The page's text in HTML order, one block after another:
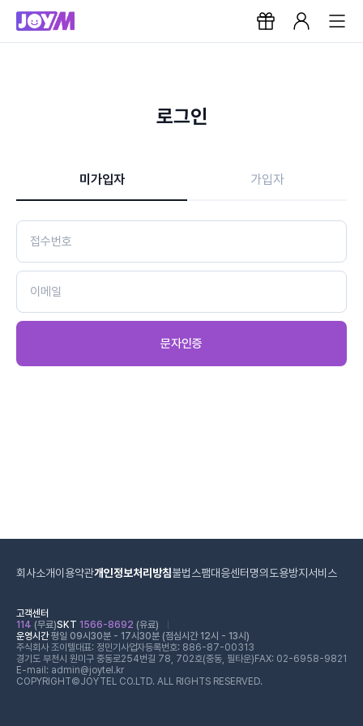
로그인
미가입자 가입자
문자인증
회사소개이용약관개인정보처리방침불법스팸대응센터 명의도용방지서비스
고객센터
114 (무료)SKT 1566-8692 (유료)
운영시간평일 09시30분 - 17시30분 (점심시간 12시 - 13시)
주식회사 조이텔대표: 정민기 사업자등록번호: 886-87-00313
경기도 부천시 원미구 중동로254번길 78, 702호(중동, 필타운) FAX: 02-6958-9821
E-mail: admin@joytel.kr
COPYRIGHT©JOYTEL CO.LTD. ALL RIGHTS RESERVED.